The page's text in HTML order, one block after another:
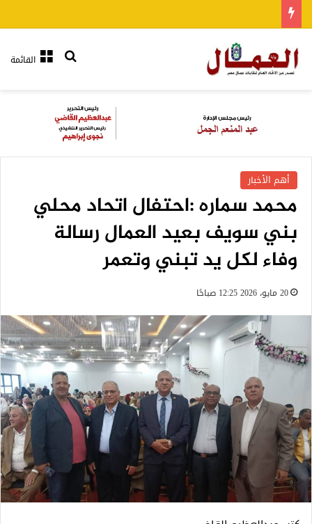
القائمةبحث عن
أهم الأخبار
محمد سماره :احتفال اتحاد محلي
بني سويف بعيد العمال رسالة
وفاء لكل يد تبني وتعمر
20 مايو، 2026 12:25 صباحًا